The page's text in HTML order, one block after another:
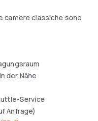
camere classiche sono
der Nähe
Service
Anfrage)